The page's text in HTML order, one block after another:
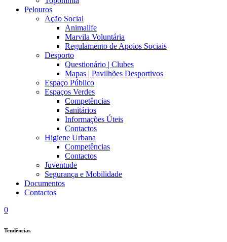
Pelouros
Ação Social
Animalife
Marvila Voluntária
Regulamento de Apoios Sociais
Desporto
Questionário | Clubes
Mapas | Pavilhões Desportivos
Espaço Público
Espaços Verdes
Competências
Sanitários
Informações Úteis
Contactos
Higiene Urbana
Competências
Contactos
Juventude
Segurança e Mobilidade
Documentos
Contactos
0
Tendências